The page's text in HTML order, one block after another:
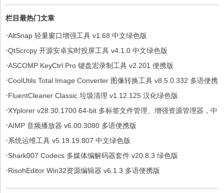
栏目最热门文章
·AltSnap 轻量窗口增强工具 v1.68 中文绿色版
·QtScrcpy 开源安卓实时投屏工具 v4.1.0 中文绿色版
·ASCOMP KeyCtrl Pro 键盘宏录制工具 v2.201 便携版
·CoolUtils Total Image Converter 图像转换工具 v8.5.0.332 多语便携
版
·FluentCleaner Classic 垃圾清理 v1.12.125 汉化绿色版
·XYplorer v28.30.1700 64-bit 多标签文件管理、增强资源管理器，中
文绿色便携版
·AIMP 音频播放器 v6.00.3080 多语便携版
·系统运维工具 v5.19.19.807 中文绿色版
·Shark007 Codecs 多媒体编解码器套件 v20.8.3 绿色版
·RisohEditor Win32资源编辑器 v6.1.3 多语便携版